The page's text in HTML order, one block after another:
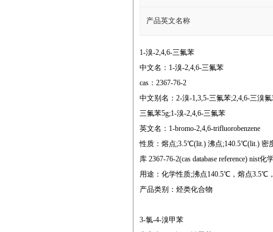
产品英文名称
1-溴-2,4,6-三氟苯
中文名：1-溴-2,4,6-三氟苯
cas：2367-76-2
中文别名：2-溴-1,3,5-三氟苯;2,4,6-三溴
三氟苯5g;1-溴-2,4,6-三氟苯
英文名：1-bromo-2,4,6-trifluorobenzene
性质：熔点;3.5℃(lit.) 沸点;140.5℃(lit.) 密度
库 2367-76-2(cas database reference) nist
用途：化学性质;沸点140.5℃，熔点3.5℃
产品类别：烃类化合物
3-氯-4-溴甲苯